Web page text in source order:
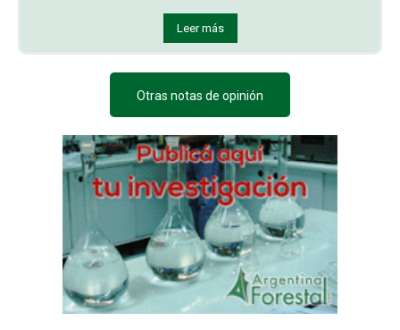
Leer más
Otras notas de opinión